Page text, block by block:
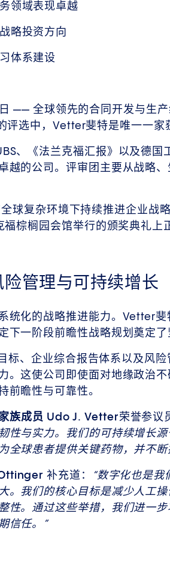
领域表现卓越
略投资方向
体系建设
—— 全球领先的合同开发与生
评选中，Vetter斐特是唯一一家
、《法兰克福汇报》以及德国
越的公司。评审团主要从战略
球复杂环境下持续推进企业战
棕榈园会馆举行的颁奖典礼上
管理与可持续增长
统化的战略推进能力。Vetter
下一阶段前瞻性战略规划奠定了
标、企业综合报告体系以及风
。这使公司即使面对地缘政治
前瞻性与可靠性。
族成员 Udo J. Vetter荣誉参议
性与实力。我们的可持续增长
全球患者提供关键药物，并不
Ottinger补充道：
“数字化也是
。我们的核心目标是减少人工
性。通过这些举措，我们进一
信任。”